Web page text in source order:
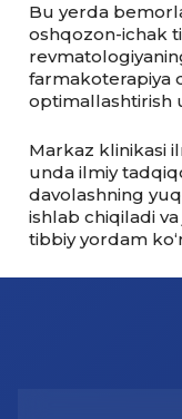
Bu yerda
oshqozon-ichak
farmakoterapiya
optimallashtirish
Markaz klinikasi
unda ilmiy
davolashning
ishlab chiqiladi
tibbiy yordam